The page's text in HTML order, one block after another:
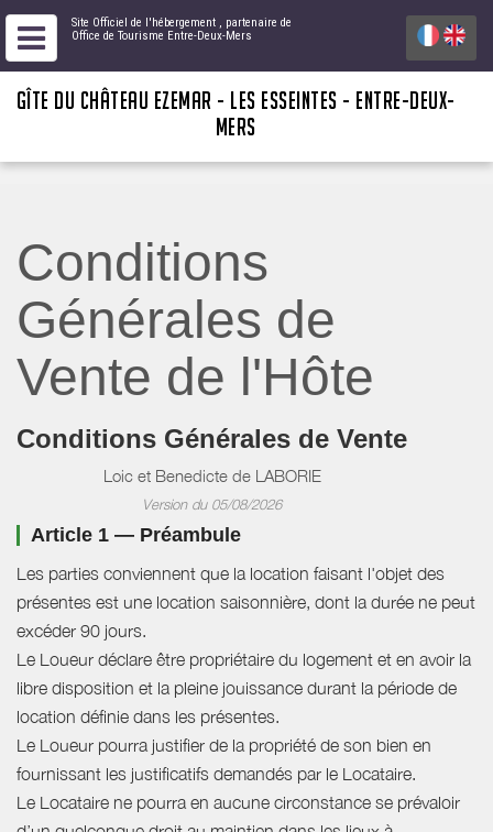
Site Officiel de l'hébergement , partenaire de
Office de Tourisme Entre-Deux-Mers
GÎTE DU CHÂTEAU EZEMAR - LES ESSEINTES - ENTRE-DEUX-
MERS
Conditions
Générales de
Vente de l'Hôte
Conditions Générales de Vente
Loic et Benedicte de LABORIE
Version du 05/08/2026
Article 1 — Préambule
Les parties conviennent que la location faisant l'objet des
présentes est une location saisonnière, dont la durée ne peut
excéder 90 jours.
Le Loueur déclare être propriétaire du logement et en avoir la
libre disposition et la pleine jouissance durant la période de
location définie dans les présentes.
Le Loueur pourra justifier de la propriété de son bien en
fournissant les justificatifs demandés par le Locataire.
Le Locataire ne pourra en aucune circonstance se prévaloir